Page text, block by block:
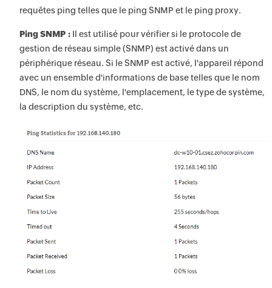
requêtes ping telles que le ping SNMP et le ping proxy.
Ping SNMP : Il est utilisé pour vérifier si le protocole de
gestion de réseau simple (SNMP) est activé dans un
périphérique réseau. Si le SNMP est activé, l'appareil répond
avec un ensemble d'informations de base telles que le nom
DNS, le nom du système, l'emplacement, le type de système,
la description du système, etc.